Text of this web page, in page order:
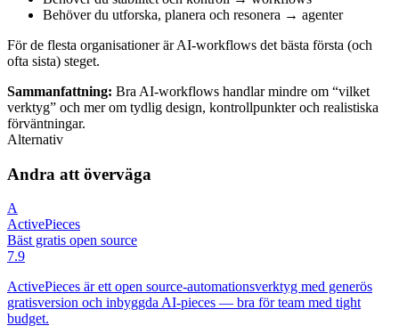
Behöver du utforska, planera och resonera → agenter
För de flesta organisationer är AI-workflows det bästa första (och
ofta sista) steget.
Sammanfattning: Bra AI-workflows handlar mindre om “vilket
verktyg” och mer om tydlig design, kontrollpunkter och realistiska
förväntningar.
Alternativ
Andra att överväga
A
ActivePieces
Bäst gratis open source
7.9
ActivePieces är ett open source-automationsverktyg med generös
gratisversion och inbyggda AI-pieces — bra för team med tight
budget.